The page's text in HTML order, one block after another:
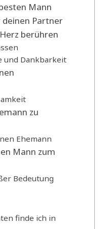
Mann
deinen Partner
berühren
und Dankbarkeit
zu
Ehemann
Mann zum
Bedeutung
finde ich in